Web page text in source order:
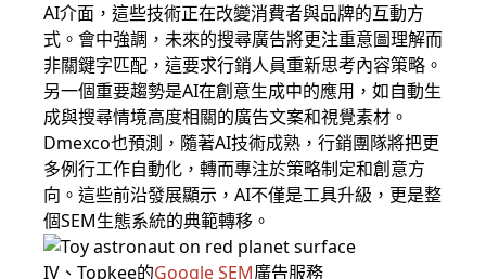
AI介面，這些技術正在改變消費者與品牌的互動方
式。會中強調，未來的搜尋廣告將更注重意圖理解而
非關鍵字匹配，這要求行銷人員重新思考內容策略。
另一個重要趨勢是AI在創意生成中的應用，如自動生
成與搜尋情境高度相關的廣告文案和視覺素材。
Dmexco也預測，隨著AI技術成熟，行銷團隊將把更
多例行工作自動化，轉而專注於策略制定和創意方
向。這些前沿發展顯示，AI不僅是工具升級，更是整
個SEM生態系統的典範轉移。
IV、Topkee的Google SEM廣告服務